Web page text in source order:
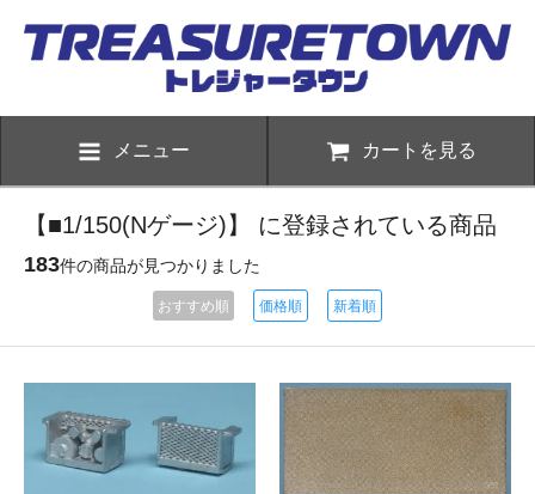
メニュー カートを見る
【■1/150(Nゲージ)】 に登録されている商品
183件の商品が見つかりました
おすすめ順 価格順 新着順